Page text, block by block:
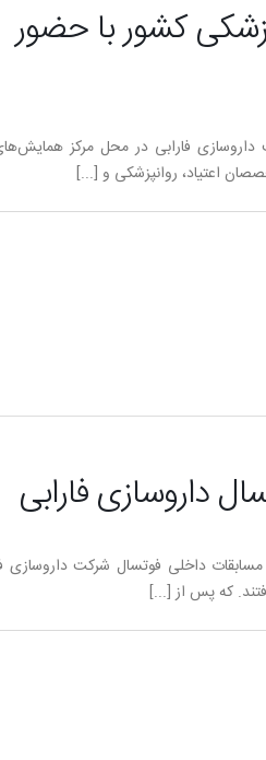
کشور با حضور
فارابی در محل مرکز همایش‌های
اعتیاد، روانپزشکی و [...]
داروسازی فارابی
مسابقات داخلی فوتسال شرکت داروسازی
که پس از [...]